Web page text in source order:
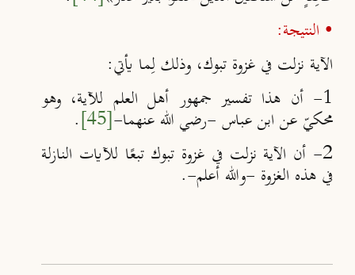
• النتيجة:
الآية نزلت في غزوة تبوك، وذلك لِما يأتي:
1- أن هذا تفسير جمهور أهل العلم للآية، وهو
محكيّ عن ابن عباس -رضي الله عنهما-[45]
.
2- أن الآية نزلت في غزوة تبوك تبعًا للآيات النازلة
في هذه الغزوة -والله أعلم-.